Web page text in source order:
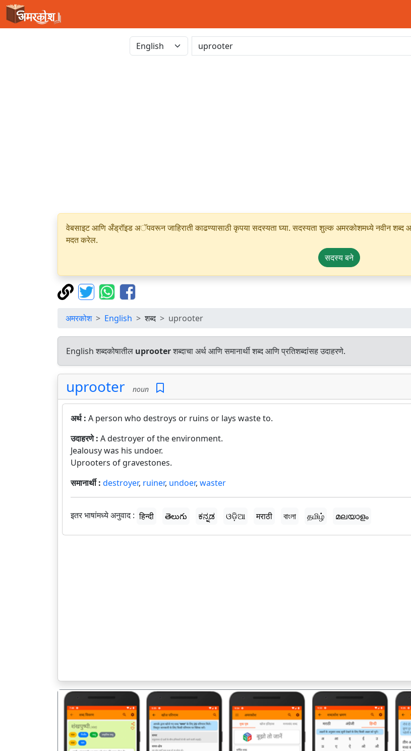
वेबसाइट आणि अँड्रॉइड अॅपवरून जाहिराती काढण्यासाठी कृपया सदस्यता घ्या. सदस्यता शुल्क अमरकोशमध्ये नवीन शब्द
मदत करेल.
सदस्य बने
अमरकोश English शब्द uprooter
English शब्दकोषातील uprooterशब्दाचा अर्थ आणि समानार्थी शब्द आणि प्रतिशब्दांसह उदाहरणे.
uprooter noun
अर्थ : A person who destroys or ruins or lays waste to.
उदाहरणे : A destroyer of the environment.
Jealousy was his undoer.
Uprooters of gravestones.
समानार्थी : destroyer, ruiner, undoer, waster
इतर भाषांमध्ये अनुवाद : हिन्दी తెలుగు ಕನ್ನಡ ଓଡ଼ିଆ मराठी বাংলা தமிழ் മലയാളം